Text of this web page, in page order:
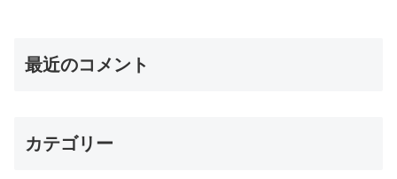
最近のコメント
カテゴリー